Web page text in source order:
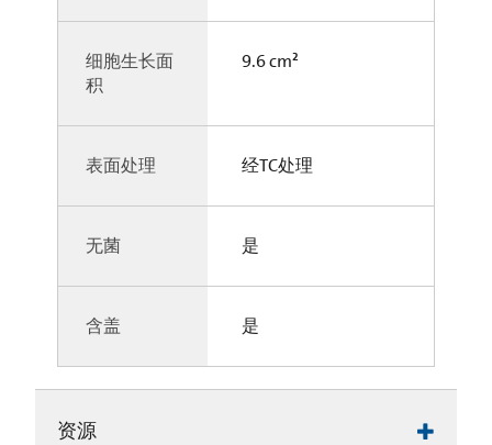
细胞生长面
积
9.6 cm²
表面处理 经TC处理
无菌 是
含盖 是
资源